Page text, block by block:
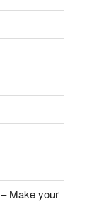
Make your